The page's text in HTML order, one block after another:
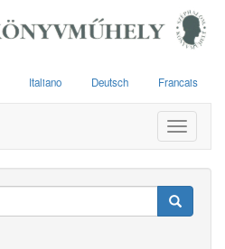
Italiano Deutsch Francais
Toggle